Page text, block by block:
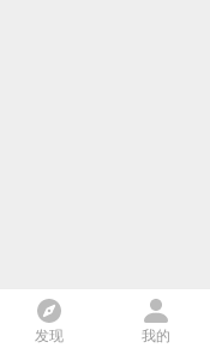
发现 我的